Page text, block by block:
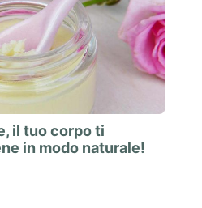
il tuo corpo ti
in modo naturale!